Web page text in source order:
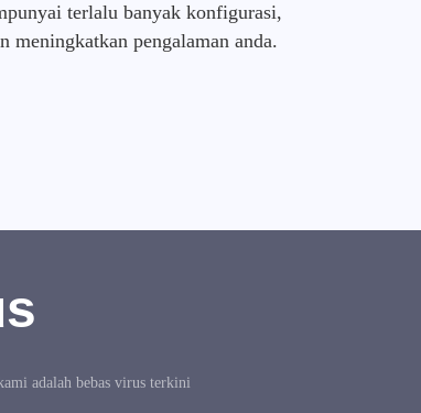
terlalu banyak konfigurasi,
meningkatkan pengalaman anda.
adalah bebas virus terkini